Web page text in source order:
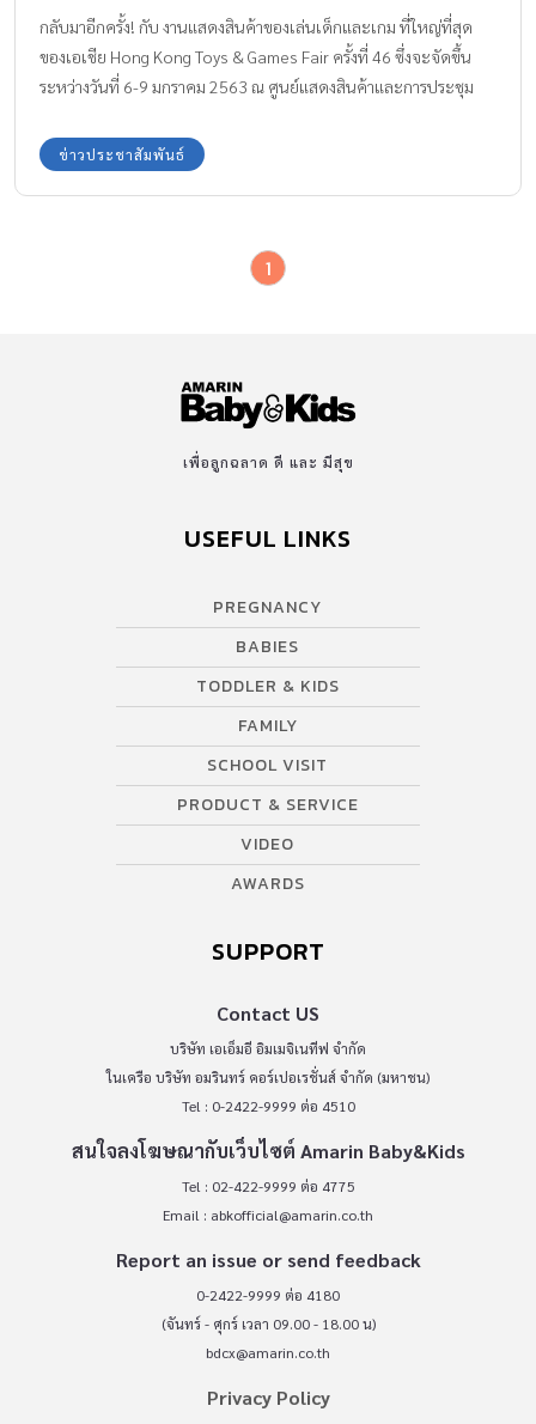
กลับมาอีกครั้ง! กับ งานแสดงสินค้าของเล่นเด็กและเกม ที่ใหญ่ที่สุด
ของเอเชีย Hong Kong Toys & Games Fair ครั้งที่ 46 ซึ่งจะจัดขึ้น
ระหว่างวันที่ 6-9 มกราคม 2563 ณ ศูนย์แสดงสินค้าและการประชุม
ข่าวประชาสัมพันธ์
1
เพื่อลูกฉลาด ดี และ มีสุข
USEFUL LINKS
PREGNANCY
BABIES
TODDLER & KIDS
FAMILY
SCHOOL VISIT
PRODUCT & SERVICE
VIDEO
AWARDS
SUPPORT
Contact US
บริษัท เอเอ็มอี อิมเมจิเนทีฟ จำกัด
ในเครือ บริษัท อมรินทร์ คอร์เปอเรชั่นส์ จำกัด (มหาชน)
Tel : 0-2422-9999 ต่อ 4510
สนใจลงโฆษณากับเว็บไซต์ Amarin Baby&Kids
Tel : 02-422-9999 ต่อ 4775
Email : abkofficial@amarin.co.th
Report an issue or send feedback
0-2422-9999 ต่อ 4180
(จันทร์ - ศุกร์ เวลา 09.00 - 18.00 น)
bdcx@amarin.co.th
Privacy Policy